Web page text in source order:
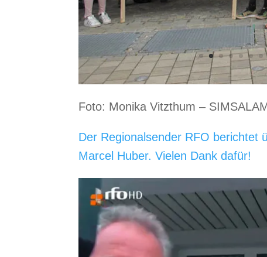
Foto: Monika Vitzthum –
Der Regionalsender RFO berichtet
Marcel Huber. Vielen Dank dafür!